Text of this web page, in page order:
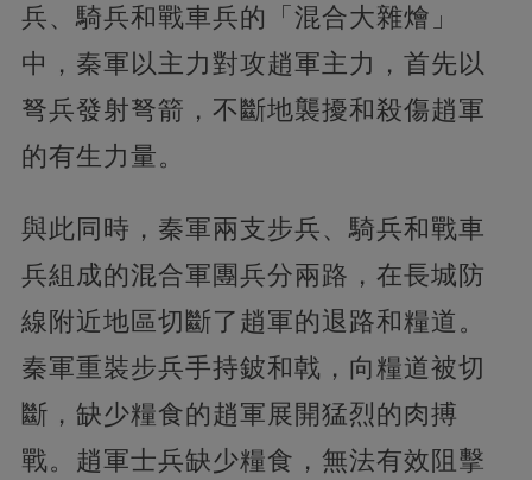
兵、騎兵和戰車兵的「混合大雜燴」
中，秦軍以主力對攻趙軍主力，首先以
弩兵發射弩箭，不斷地襲擾和殺傷趙軍
的有生力量。
與此同時，秦軍兩支步兵、騎兵和戰車
兵組成的混合軍團兵分兩路，在長城防
線附近地區切斷了趙軍的退路和糧道。
秦軍重裝步兵手持鈹和戟，向糧道被切
斷，缺少糧食的趙軍展開猛烈的肉搏
戰。趙軍士兵缺少糧食，無法有效阻擊